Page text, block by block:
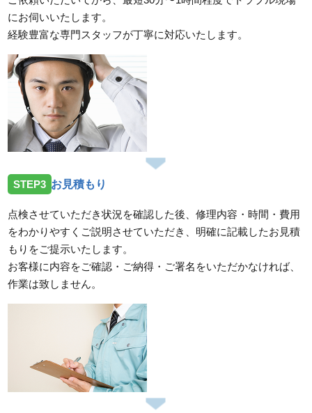
にお伺いいたします。
経験豊富な専門スタッフが丁寧に対応いたします。
STEP3 お見積もり
点検させていただき状況を確認した後、修理内容・時間・費用
をわかりやすくご説明させていただき、明確に記載したお見積
もりをご提示いたします。
お客様に内容をご確認・ご納得・ご署名をいただかなければ、
作業は致しません。